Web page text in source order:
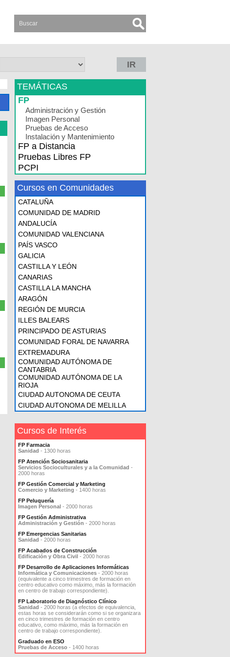
IR
TEMÁTICAS
FP
Administración y Gestión
Imagen Personal
Pruebas de Acceso
Instalación y Mantenimiento
FP a Distancia
Pruebas Libres FP
PCPI
Cursos en Comunidades
CATALUÑA
COMUNIDAD DE MADRID
ANDALUCÍA
COMUNIDAD VALENCIANA
PAÍS VASCO
GALICIA
CASTILLA Y LEÓN
CANARIAS
CASTILLA LA MANCHA
ARAGÓN
REGIÓN DE MURCIA
ILLES BALEARS
PRINCIPADO DE ASTURIAS
COMUNIDAD FORAL DE NAVARRA
EXTREMADURA
COMUNIDAD AUTÓNOMA DE
CANTABRIA
COMUNIDAD AUTÓNOMA DE LA
RIOJA
CIUDAD AUTONOMA DE CEUTA
CIUDAD AUTONOMA DE MELILLA
Cursos de Interés
FP Farmacia
Sanidad - 1300 horas
FP Atención Sociosanitaria
Servicios Socioculturales y a la Comunidad -
2000 horas
FP Gestión Comercial y Marketing
Comercio y Marketing - 1400 horas
FP Peluquería
Imagen Personal - 2000 horas
FP Gestión Administrativa
Administración y Gestión - 2000 horas
FP Emergencias Sanitarias
Sanidad - 2000 horas
FP Acabados de Construcción
Edificación y Obra Civil - 2000 horas
FP Desarrollo de Aplicaciones Informáticas
Informática y Comunicaciones - 2000 horas
(equivalente a cinco trimestres de formación en
centro educativo como máximo, más la formación
en centro de trabajo correspondiente).
FP Laboratorio de Diagnóstico Clínico
Sanidad - 2000 horas (a efectos de equivalencia,
estas horas se considerarán como si se organizara
en cinco trimestres de formación en centro
educativo, como máximo, más la formación en
centro de trabajo correspondiente).
Graduado en ESO
Pruebas de Acceso - 1400 horas